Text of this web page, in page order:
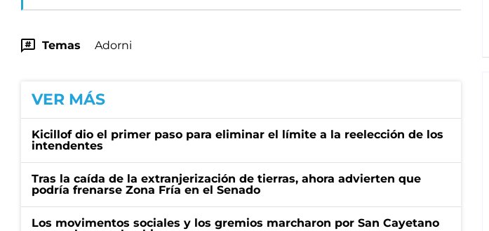
Temas Adorni
VER MÁS
Kicillof dio el primer paso para eliminar el límite a la reelección de los
intendentes
Tras la caída de la extranjerización de tierras, ahora advierten que
podría frenarse Zona Fría en el Senado
Los movimentos sociales y los gremios marcharon por San Cayetano